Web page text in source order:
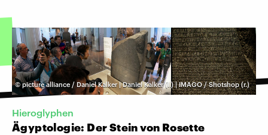
©picture alliance / Daniel Kalker | Daniel Kalker (l.) | IMAGO / Shotshop (r.)
Hieroglyphen
Ägyptologie: Der Stein von Rosette